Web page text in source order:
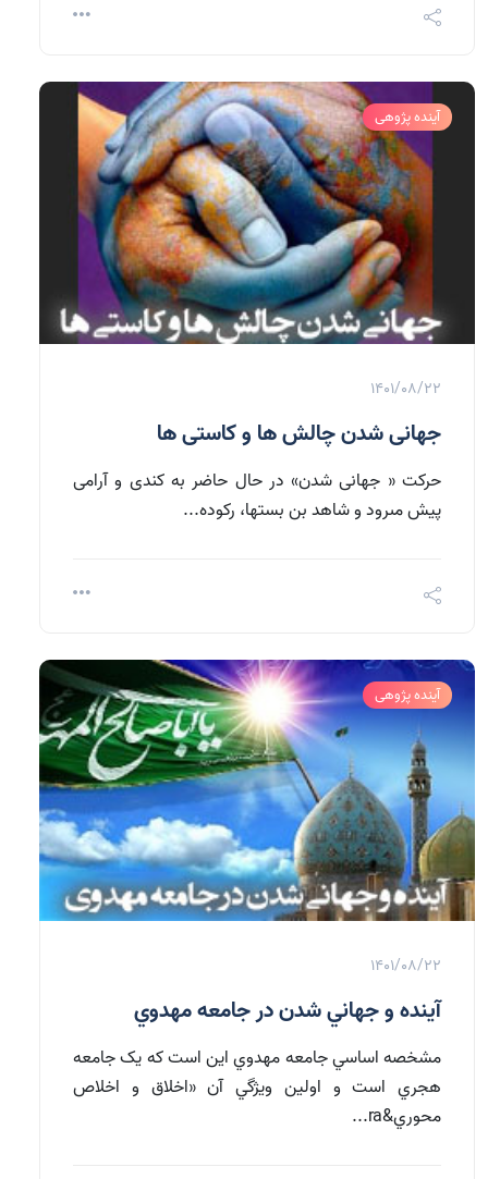
آینده پژوهی
1401/08/22
جهانی شدن چالش ها و کاستی ها
حركت « جهانى شدن» در حال حاضر به كندى و آرامى
پيش مى‏رود و شاهد بن بست‏ها، ركوده...
آینده پژوهی
1401/08/22
آينده و جهاني شدن در جامعه مهدوي
مشخصه اساسي جامعه مهدوي اين است که يک جامعه
هجري است و اولين ويژگي آن «اخلاق و اخلاص
محوري&ra...